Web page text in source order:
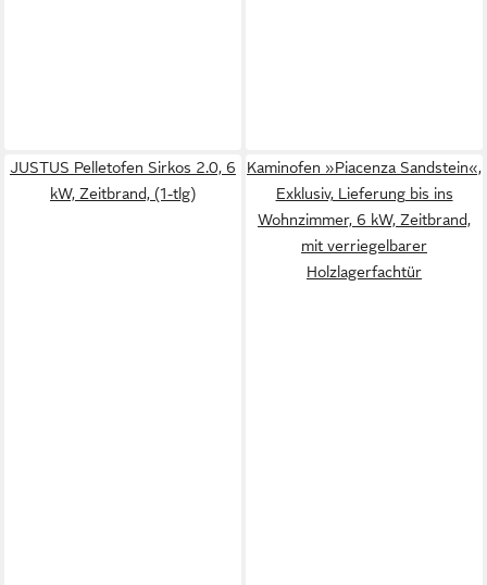
JUSTUS Pelletofen Sirkos 2.0, 6
kW, Zeitbrand, (1-tlg)
Kaminofen »Piacenza Sandstein«,
Exklusiv, Lieferung bis ins
Wohnzimmer, 6 kW, Zeitbrand,
mit verriegelbarer
Holzlagerfachtür